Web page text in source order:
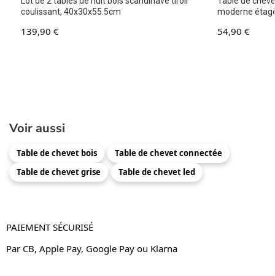
coulissant, 40x30x55.5cm
139,90 €
moderne
54,90 €
Voir aussi
Table de chevet bois
Table de chevet connectée
Table de chevet grise
Table de chevet led
PAIEMENT SÉCURISÉ
Par CB, Apple Pay, Google Pay ou Klarna